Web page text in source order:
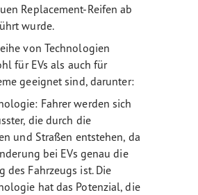
Replacement-Reifen ab
wurde.
von Technologien
für EVs als auch für
geeignet sind, darunter:
Fahrer werden sich
die durch die
und Straßen entstehen, da
bei EVs genau die
des Fahrzeugs ist. Die
hat das Potenzial, die